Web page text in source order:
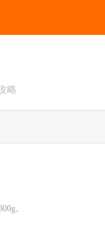
略
。